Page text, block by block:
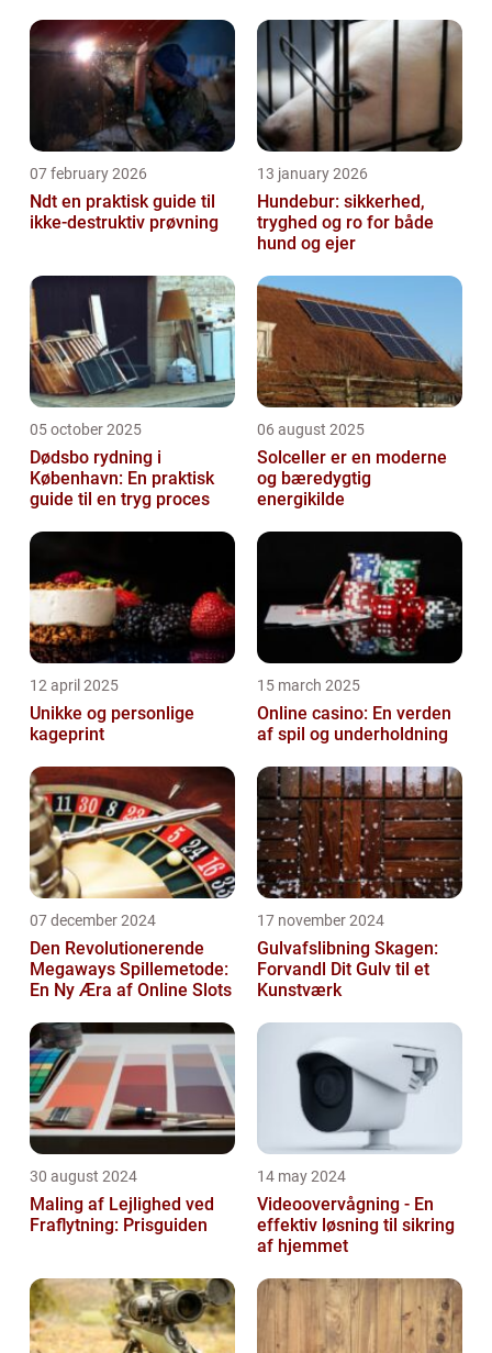
07 february 2026
Ndt en praktisk guide til
ikke-destruktiv prøvning
13 january 2026
Hundebur: sikkerhed,
tryghed og ro for både
hund og ejer
05 october 2025
Dødsbo rydning i
København: En praktisk
guide til en tryg proces
06 august 2025
Solceller er en moderne
og bæredygtig
energikilde
12 april 2025
Unikke og personlige
kageprint
15 march 2025
Online casino: En verden
af spil og underholdning
07 december 2024
Den Revolutionerende
Megaways Spillemetode:
En Ny Æra af Online Slots
17 november 2024
Gulvafslibning Skagen:
Forvandl Dit Gulv til et
Kunstværk
30 august 2024
Maling af Lejlighed ved
Fraflytning: Prisguiden
14 may 2024
Videoovervågning - En
effektiv løsning til sikring
af hjemmet